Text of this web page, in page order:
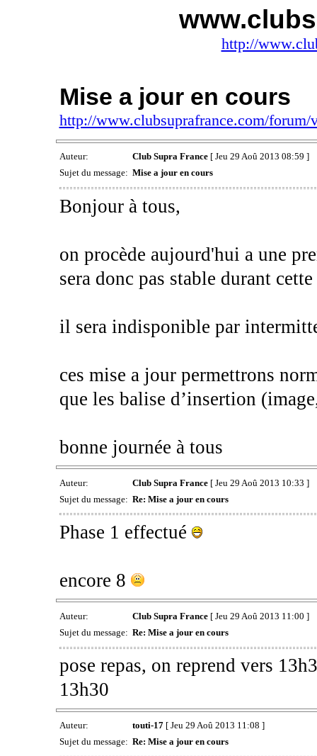
http://
Mise a jour en cours
http://www.clubsuprafrance.com/
Auteur: Club Supra France[ Jeu 29 Aoû 2013 08:59 ]
Sujet du message: Mise a jour en cours
Bonjour à tous,
on procède aujourd'hui a une
sera donc pas stable durant cette
il sera indisponible par
ces mise a jour permettrons
que les balise d’insertion
bonne journée à tous
Auteur: Club Supra France[ Jeu 29 Aoû 2013 10:33 ]
Sujet du message: Re: Mise a jour en cours
Phase 1 effectué
encore 8
Auteur: Club Supra France[ Jeu 29 Aoû 2013 11:00 ]
Sujet du message: Re: Mise a jour en cours
pose repas, on reprend vers
13h30
Auteur: touti-17[ Jeu 29 Aoû 2013 11:08 ]
Sujet du message: Re: Mise a jour en cours